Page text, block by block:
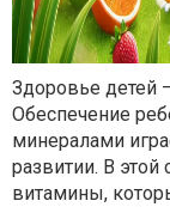
Здоровье детей
Обеспечение
минералами
развитии. В
витамины,